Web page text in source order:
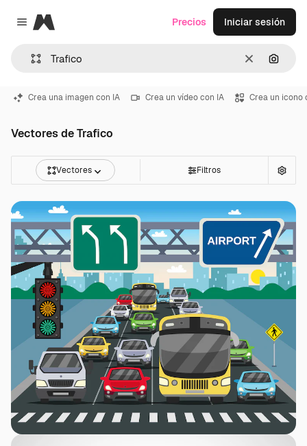
Close menu
Magnific
Borrar
Precios Iniciar sesión
Crea una imagen con IA Crea un vídeo con IA Crea un icono
Vectores de Trafico
Vectores Filtros